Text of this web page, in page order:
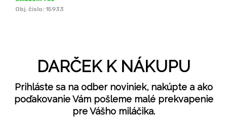
Obj. čislo: 15933
DARČEK K NÁKUPU
Prihláste sa na odber noviniek, nakúpte a ako
poďakovanie Vám pošleme malé prekvapenie
pre Vášho miláčika.